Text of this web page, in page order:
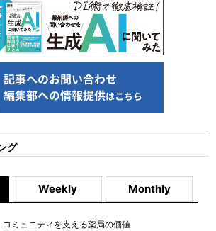
グ
Weekly Monthly
ミュニティを支える薬局の価値